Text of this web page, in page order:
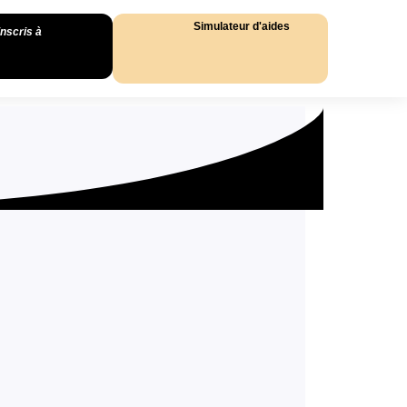
à Simulateur d'aides